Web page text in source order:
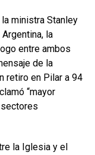
ministra Stanley
la
entre ambos
de la
retiro en Pilar a 94
“mayor
la Iglesia y el